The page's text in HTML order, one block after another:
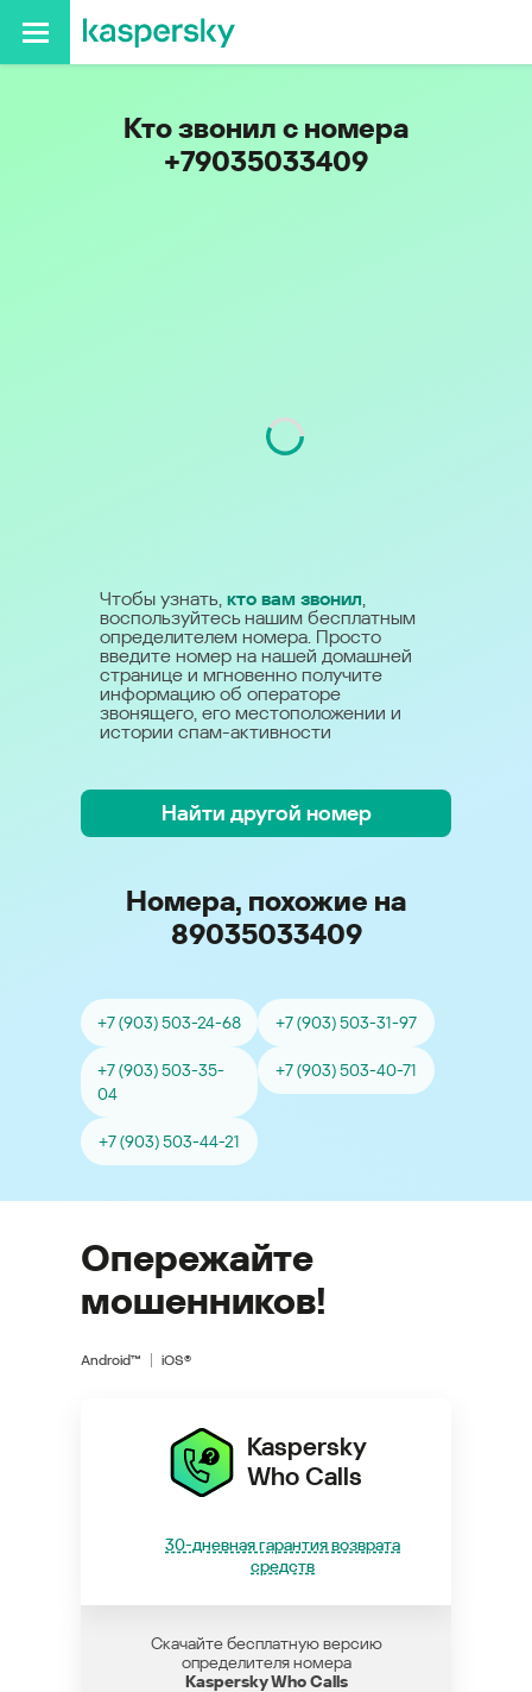
Кто звонил с номера
+79035033409
Чтобы узнать, кто вам звонил,
воспользуйтесь нашим бесплатным
определителем номера. Просто
введите номер на нашей домашней
странице и мгновенно получите
информацию об операторе
звонящего, его местоположении и
истории спам-активности
Найти другой номер
Номера, похожие на
89035033409
+7 (903) 503-24-68 +7 (903) 503-31-97
+7 (903) 503-35-
04
+7 (903) 503-40-71
+7 (903) 503-44-21
Опережайте
мошенников!
Android™ iOS®
Kaspersky
Who Calls
30-дневная гарантия возврата
средств
Скачайте бесплатную версию
определителя номера
Kaspersky Who Calls